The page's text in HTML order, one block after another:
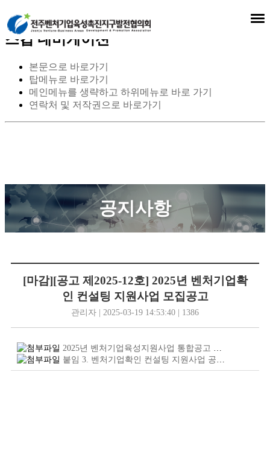
스킵 네비게이션
본문으로 바로가기
탑메뉴로 바로가기
메인메뉴를 생략하고 하위메뉴로 바로 가기
연락처 및 저작권으로 바로가기
공지사항
[마감][공고 제2025-12호] 2025년 벤처기업확
인 컨설팅 지원사업 모집공고
관리자 | 2025-03-19 14:53:40 | 1386
2025년 벤처기업육성지원사업 통합공고 포스터.png
붙임 3. 벤처기업확인 컨설팅 지원사업 공고문 및 지원양식.hwp